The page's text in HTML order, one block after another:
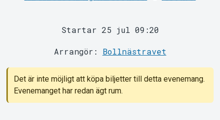
Support
Startar 25 jul 09:20
Arrangör: Bollnästravet
Det är inte möjligt att köpa biljetter till detta evenemang.
Evenemanget har redan ägt rum.